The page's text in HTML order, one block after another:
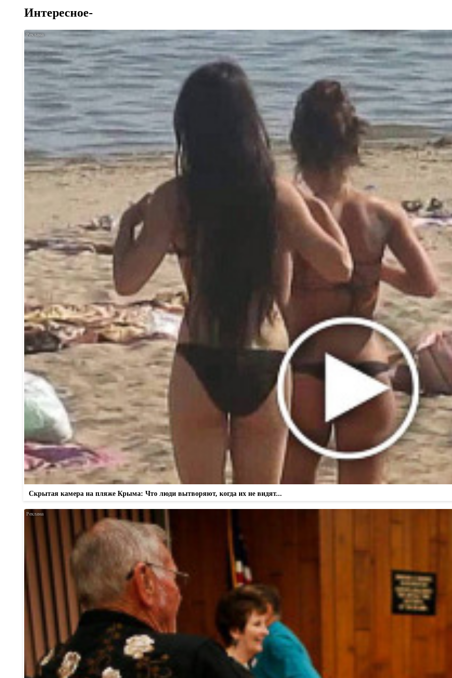
Интересное-
Скрытая камера на пляже Крыма: Что люди вытворяют, когда их не видят...